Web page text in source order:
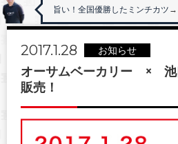
旨い！全国優勝したミンチカツ →
2017.1.28 お知らせ
オーサムベーカリー ×
販売！